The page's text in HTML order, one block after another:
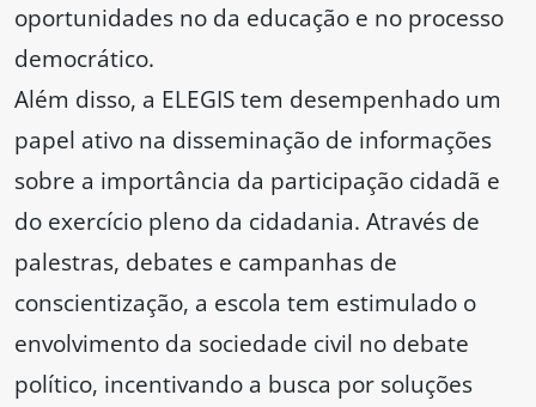
oportunidades no da educação e no processo
democrático.
Além disso, a ELEGIS tem desempenhado um
papel ativo na disseminação de informações
sobre a importância da participação cidadã e
do exercício pleno da cidadania. Através de
palestras, debates e campanhas de
conscientização, a escola tem estimulado o
envolvimento da sociedade civil no debate
político, incentivando a busca por soluções